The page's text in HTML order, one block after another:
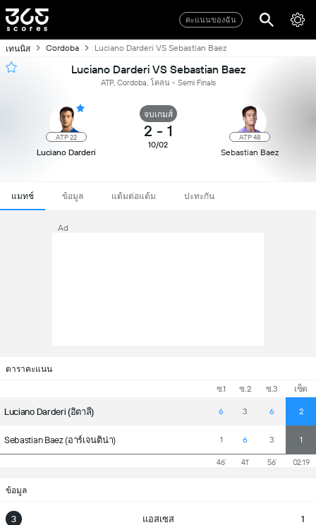
คะแนนของฉัน
เทนนิส Cordoba Luciano Darderi VS Sebastian Baez
Luciano Darderi VS Sebastian Baez
ATP, Cordoba, โคลน - Semi Finals
ATP 22
Luciano Darderi
จบเกมส์
2 - 1
10/02
ATP 48
Sebastian Baez
แมทช์ ข้อมูล แต้มต่อแต้ม ปะทะกัน
Ad
ตาราคะแนน
ซ.1 ซ.2 ซ.3 เซ็ต
Luciano Darderi (อิตาลี) 6 3 6 2
Sebastian Baez (อาร์เจนติน่า) 1 6 3 1
46' 41' 56' 02:19
ข้อมูล
3 แอสเซส 1